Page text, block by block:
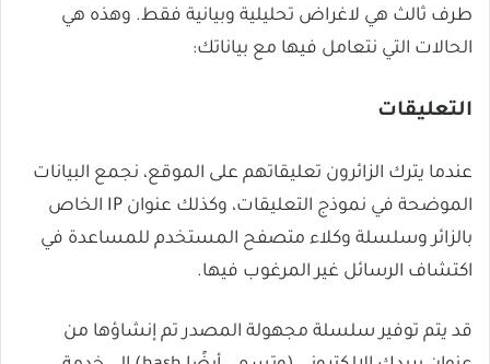
طرف ثالث هي لاغراض تحليلية وبيانية فقط. وهذه هي
الحالات التي نتعامل فيها مع بياناتك:
التعليقات
عندما يترك الزائرون تعليقاتهم على الموقع، نجمع البيانات
الموضحة في نموذج التعليقات، وكذلك عنوان IP الخاص
بالزائر وسلسلة وكلاء متصفح المستخدم للمساعدة في
اكتشاف الرسائل غير المرغوب فيها.
قد يتم توفير سلسلة مجهولة المصدر تم إنشاؤها من